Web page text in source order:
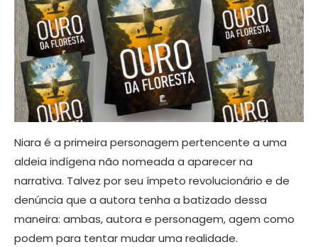
Niara é a primeira personagem pertencente a uma
aldeia indígena não nomeada a aparecer na
narrativa. Talvez por seu ímpeto revolucionário e de
denúncia que a autora tenha a batizado dessa
maneira: ambas, autora e personagem, agem como
podem para tentar mudar uma realidade.